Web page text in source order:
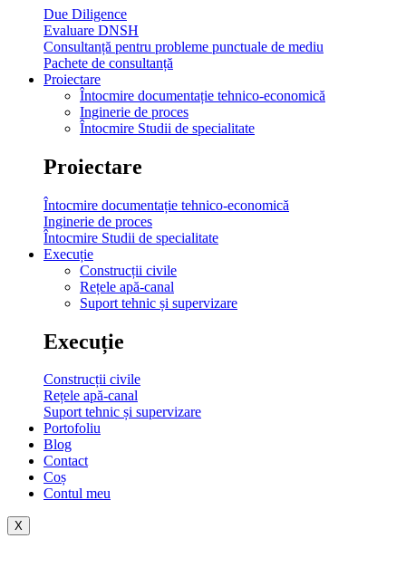
Due Diligence
Evaluare DNSH
Consultanță pentru probleme punctuale de mediu
Pachete de consultanță
Proiectare
Întocmire documentație tehnico-economică
Inginerie de proces​
Întocmire Studii de specialitate
Proiectare
Întocmire documentație tehnico-economică
Inginerie de proces​
Întocmire Studii de specialitate
Execuție
Construcții civile
Rețele apă-canal
Suport tehnic și supervizare
Execuție
Construcții civile
Rețele apă-canal
Suport tehnic și supervizare
Portofoliu
Blog
Contact
Coș
Contul meu
X